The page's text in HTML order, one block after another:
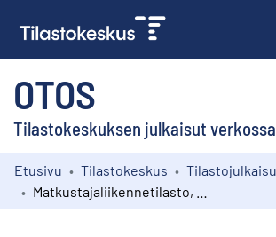
OTOS
Tilastokeskuksen julkaisut verkossa
Kokoelmat
Etusivu Tilastokeskus